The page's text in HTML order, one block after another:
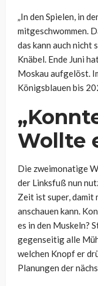
„In den Spielen, in
mitgeschwommen.
das kann auch nicht
Knäbel. Ende Juni
Moskau aufgelöst.
Königsblauen bis
Wollte
Die zweimonatige
der Linksfuß nun
Zeit ist super, damit
anschauen kann.
es in den Muskeln?
gegenseitig alle
welchen Knopf er
Planungen der